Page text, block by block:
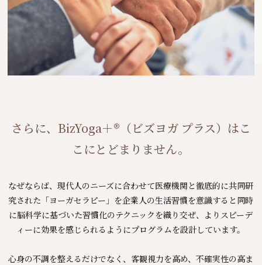
さらに、BizYoga＋®（ビズヨガ プラス）はこ
こにとどまりません。
なぜならば、現代人のニーズに合わせて医療機関と徹底的に共同研
究された「ヨーガセラピー」を企業人の生活習慣を意識すると同時
に脳科学に基づいた習慣化のテクニックを織り交ぜ、 よりスピーデ
ィーに効果を感じられるようにプログラムを設計しています。
心身の不調を整えるだけでなく、客観視力を高め、不確実性の高ま